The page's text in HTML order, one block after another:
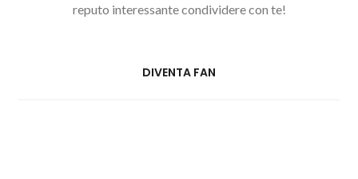
reputo interessante condividere con te!
DIVENTA FAN